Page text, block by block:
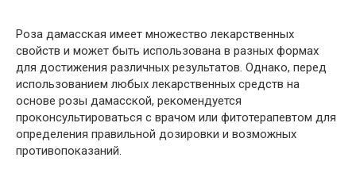
Роза дамасская имеет множество лекарственных
свойств и может быть использована в разных формах
для достижения различных результатов. Однако, перед
использованием любых лекарственных средств на
основе розы дамасской, рекомендуется
проконсультироваться с врачом или фитотерапевтом для
определения правильной дозировки и возможных
противопоказаний.